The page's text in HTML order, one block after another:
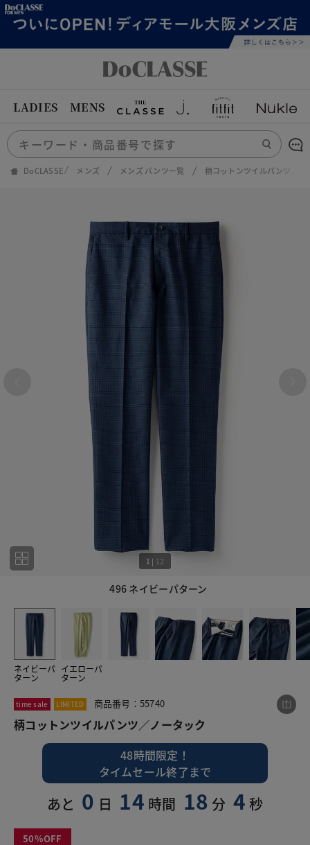
LADIES MENS
DoCLASSE メンズ メンズ パンツ一覧 柄コットンツイルパンツ／ノ
496 ネイビーパターン
1 | 12
ネイビーパ
ターン
イエローパ
ターン
time sale LIMITED 商品番号：55740
柄コットンツイルパンツ／ノータック
48時間限定！
タイムセール終了まで
あと 0 日 14 時間 18 分 3 秒
50
この商品をシェアする
柄コットンツイルパンツ／ノータック
¥2,990 税込¥3,289
2.4 5レビュー